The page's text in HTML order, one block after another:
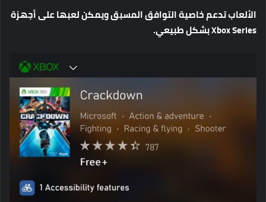
الألعابتدعمخاصيةالتوافقالمسبقويمكنلعبهاعلىأجهزة
Xbox Seriesبشكلطبيعي.